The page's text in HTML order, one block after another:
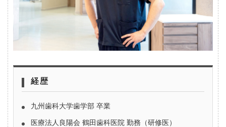
経歴
九州歯科大学歯学部 卒業
医療法人良陽会 鶴田歯科医院 勤務（研修医）